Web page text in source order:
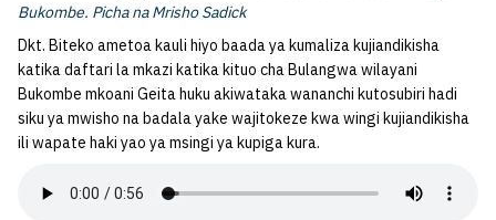
Bukombe. Picha na Mrisho Sadick
Dkt. Biteko ametoa kauli hiyo baada ya kumaliza kujiandikisha
katika daftari la mkazi katika kituo cha Bulangwa wilayani
Bukombe mkoani Geita huku akiwataka wananchi kutosubiri hadi
siku ya mwisho na badala yake wajitokeze kwa wingi kujiandikisha
ili wapate haki yao ya msingi ya kupiga kura.